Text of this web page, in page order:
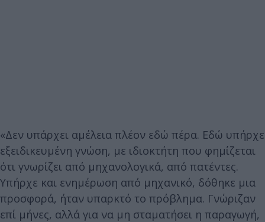
«Δεν υπάρχει αμέλεια πλέον εδώ πέρα. Εδώ υπήρχε
εξειδικευμένη γνώση, με ιδιοκτήτη που φημίζεται
ότι γνωρίζει από μηχανολογικά, από πατέντες.
Υπήρχε και ενημέρωση από μηχανικό, δόθηκε μια
προσφορά, ήταν υπαρκτό το πρόβλημα. Γνώριζαν
επί μήνες, αλλά για να μη σταματήσει η παραγωγή,